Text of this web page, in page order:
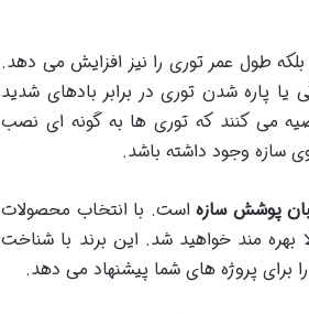
طول عمر توری را نیز افزایش می دهد.
پاره شدن توری در برابر بادهای شدید
می کنند که توری ها به گونه ای نصب
سازه وجود داشته باشد.
پوشش سازهاست. با انتخاب محصولات
بهره مند خواهید شد. این برند با شناخت
را برای پروژه های شما پیشنهاد می دهد.